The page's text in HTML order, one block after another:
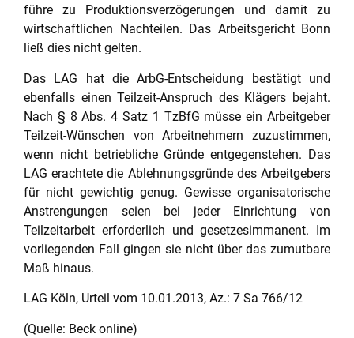
führe zu Produktionsverzögerungen und damit zu
wirtschaftlichen Nachteilen. Das Arbeitsgericht Bonn
ließ dies nicht gelten.
Das LAG hat die ArbG-Entscheidung bestätigt und
ebenfalls einen Teilzeit-Anspruch des Klägers bejaht.
Nach § 8 Abs. 4 Satz 1 TzBfG müsse ein Arbeitgeber
Teilzeit-Wünschen von Arbeitnehmern zuzustimmen,
wenn nicht betriebliche Gründe entgegenstehen. Das
LAG erachtete die Ablehnungsgründe des Arbeitgebers
für nicht gewichtig genug. Gewisse organisatorische
Anstrengungen seien bei jeder Einrichtung von
Teilzeitarbeit erforderlich und gesetzesimmanent. Im
vorliegenden Fall gingen sie nicht über das zumutbare
Maß hinaus.
LAG Köln, Urteil vom 10.01.2013, Az.: 7 Sa 766/12
(Quelle: Beck online)